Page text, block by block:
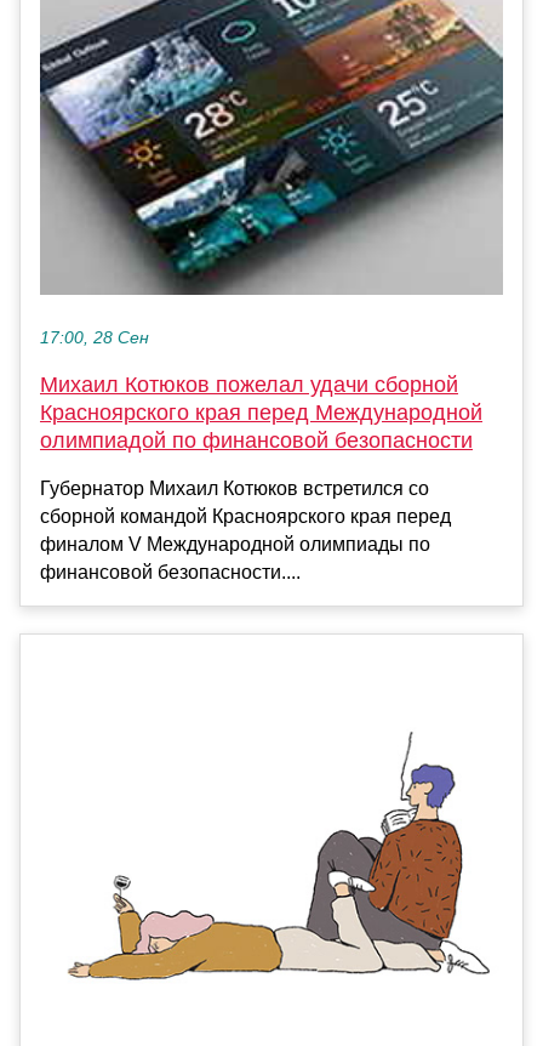
17:00, 28 Сен
Михаил Котюков пожелал удачи сборной
Красноярского края перед Международной
олимпиадой по финансовой безопасности
Губернатор Михаил Котюков встретился со
сборной командой Красноярского края перед
финалом V Международной олимпиады по
финансовой безопасности....